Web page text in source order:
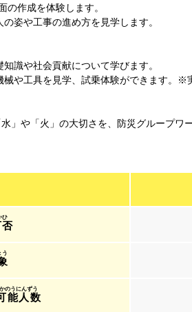
の作成を体験します。
姿や工事の進め方を見学します。
識や社会貢献について学びます。
や工具を見学、試乗体験ができます。
」や「火」の大切さを、防災グループ
否
能人数